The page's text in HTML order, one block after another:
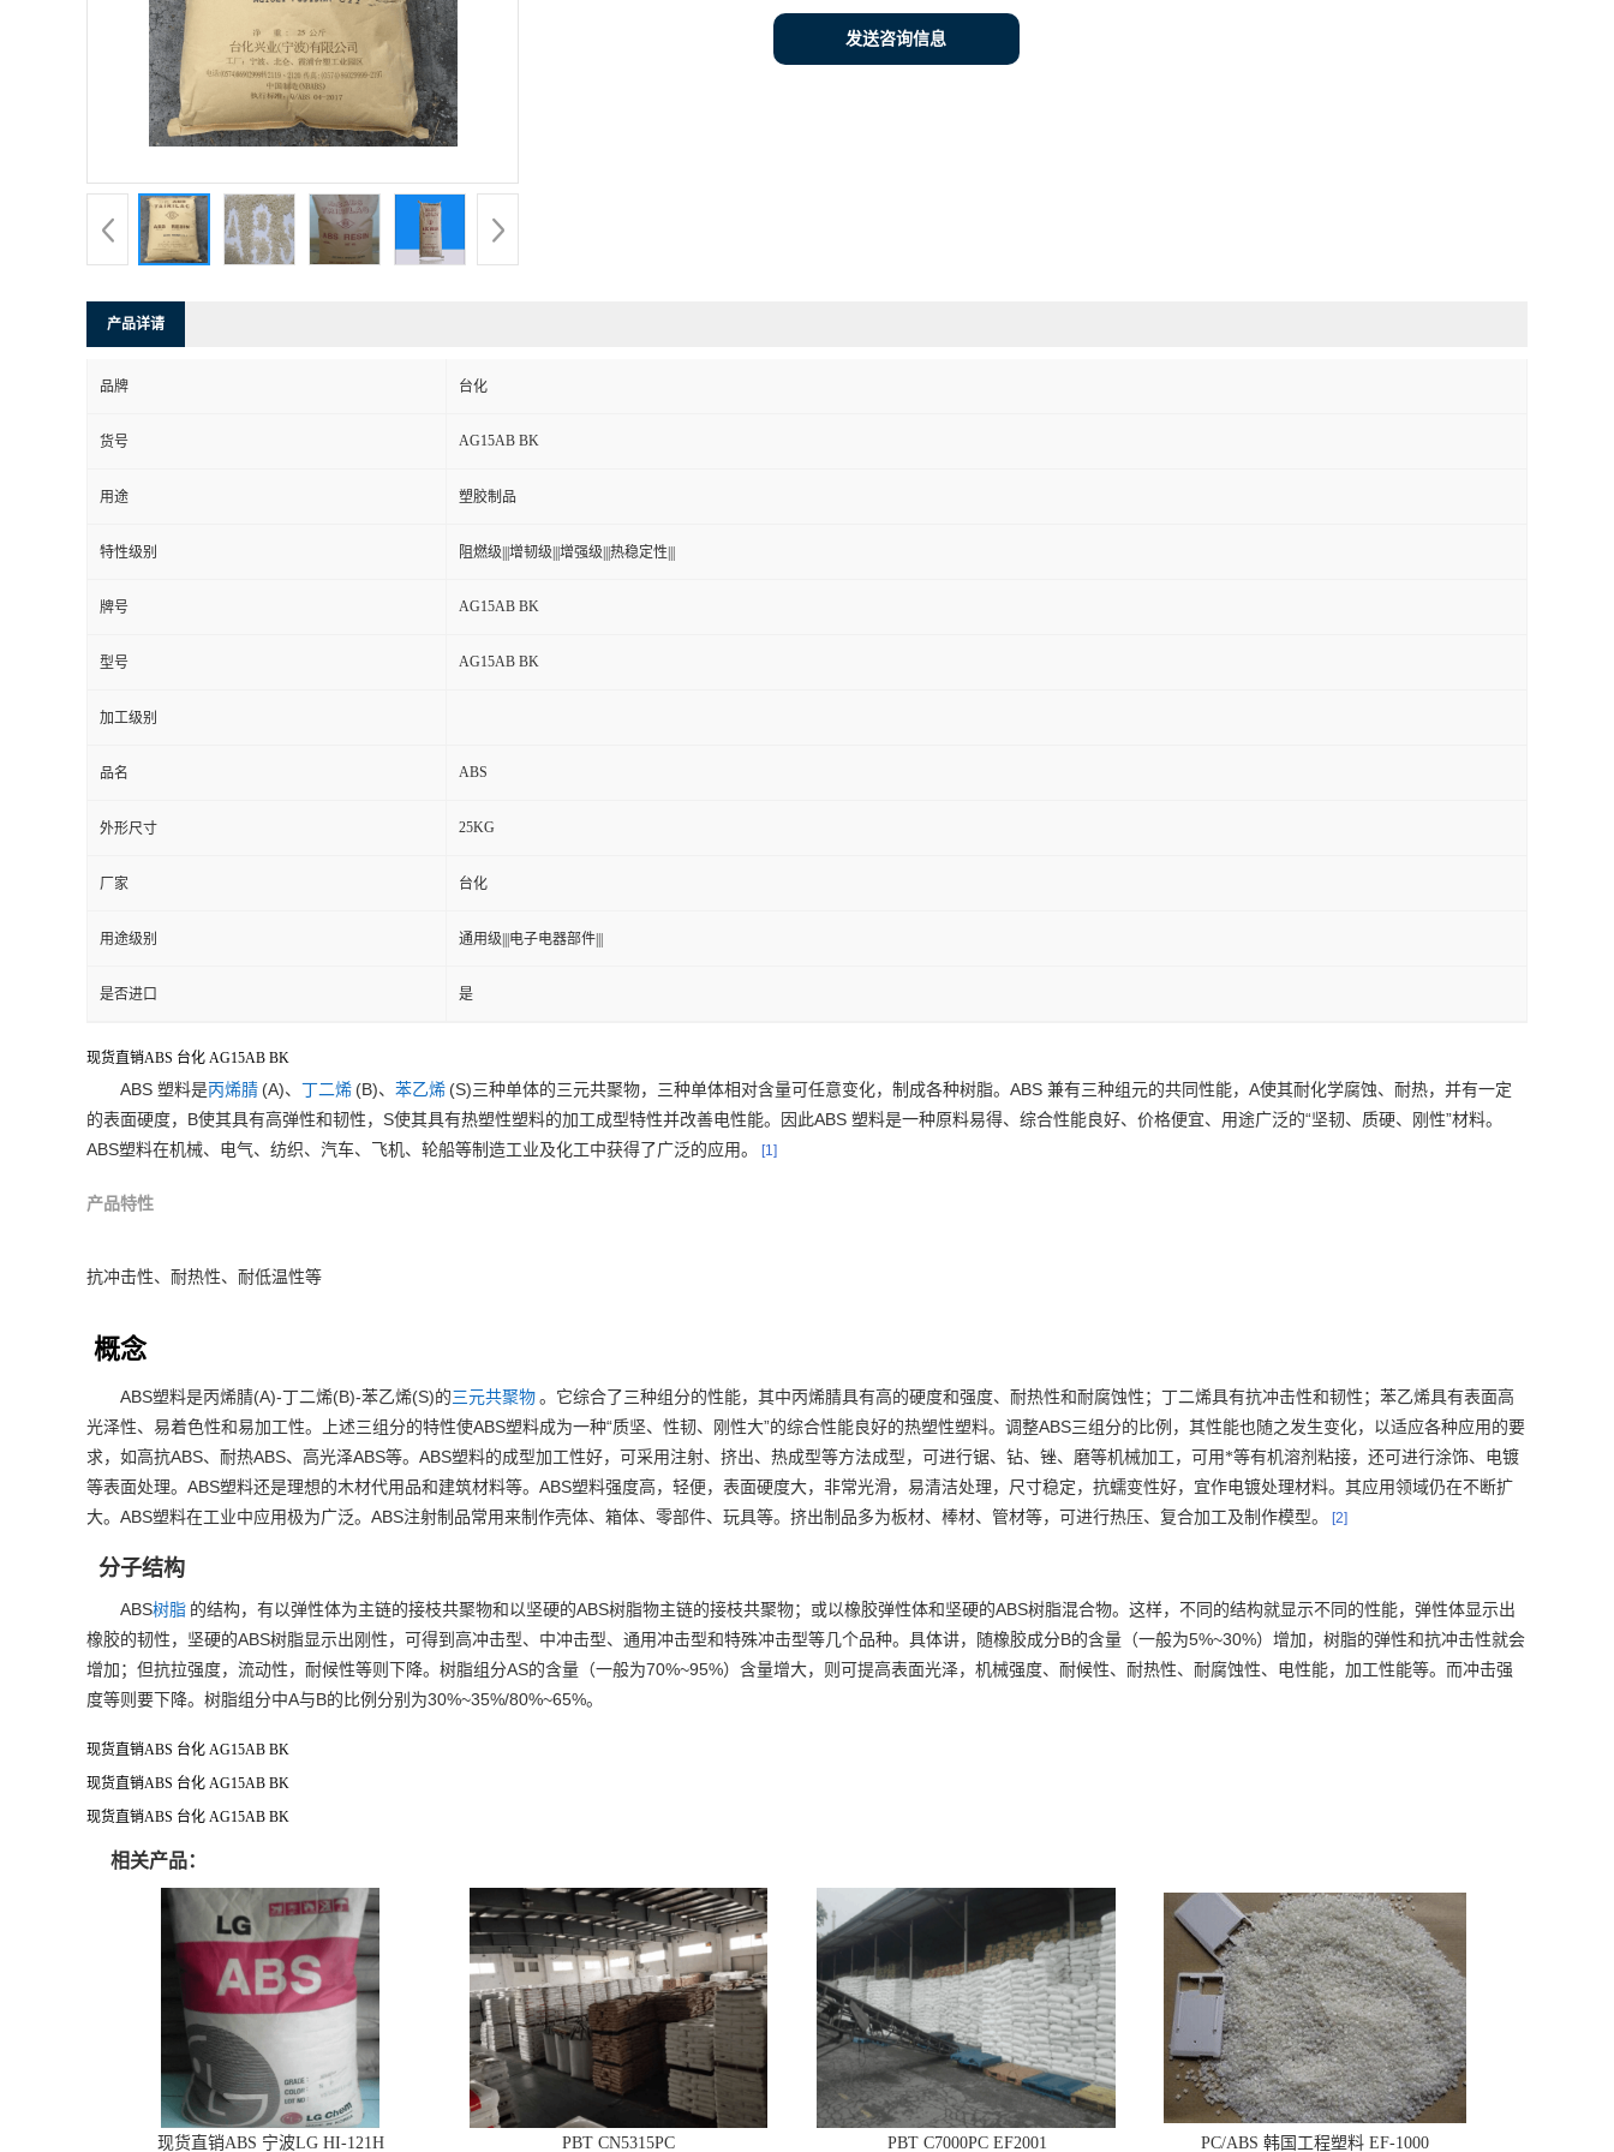
发送咨询信息
产品详请
品牌 台化
货号 AG15AB BK
用途 塑胶制品
特性级别 阻燃级|||增韧级|||增强级|||热稳定性|||
牌号 AG15AB BK
型号 AG15AB BK
加工级别
品名 ABS
外形尺寸 25KG
厂家 台化
用途级别 通用级|||电子电器部件|||
是否进口 是
现货直销ABS 台化 AG15AB BK
ABS 塑料是丙烯腈 (A)、 丁二烯 (B)、 苯乙烯 (S)三种单体的三元共聚物，三种单体相对含量可任意变化，制成各种树脂。 ABS 兼有三种组元的共同性能， A使其耐化学腐蚀、耐热，并有一定
的表面硬度， B使其具有高弹性和韧性， S使其具有热塑性塑料的加工成型特性并改善电性能。因此ABS 塑料是一种原料易得、综合性能良好、价格便宜、用途广泛的“坚韧、质硬、刚性”材料。
ABS塑料在机械、电气、纺织、汽车、飞机、轮船等制造工业及化工中获得了广泛的应用。 [1]
产品特性
抗冲击性、耐热性、耐低温性等
概念
ABS塑料是丙烯腈(A)-丁二烯(B)-苯乙烯(S)的三元共聚物 。它综合了三种组分的性能，其中丙烯腈具有高的硬度和强度、耐热性和耐腐蚀性；丁二烯具有抗冲击性和韧性；苯乙烯具有表面高
光泽性、易着色性和易加工性。上述三组分的特性使ABS塑料成为一种“质坚、性韧、刚性大”的综合性能良好的热塑性塑料。调整ABS三组分的比例，其性能也随之发生变化，以适应各种应用的要
求，如高抗ABS、耐热ABS、高光泽ABS等。 ABS塑料的成型加工性好，可采用注射、挤出、热成型等方法成型，可进行锯、钻、锉、磨等机械加工，可用*等有机溶剂粘接，还可进行涂饰、电镀
等表面处理。 ABS塑料还是理想的木材代用品和建筑材料等。 ABS塑料强度高，轻便，表面硬度大，非常光滑，易清洁处理，尺寸稳定，抗蠕变性好，宜作电镀处理材料。其应用领域仍在不断扩
大。 ABS塑料在工业中应用极为广泛。 ABS注射制品常用来制作壳体、箱体、零部件、玩具等。挤出制品多为板材、棒材、管材等，可进行热压、复合加工及制作模型。 [2]
分子结构
ABS树脂 的结构，有以弹性体为主链的接枝共聚物和以坚硬的ABS树脂物主链的接枝共聚物；或以橡胶弹性体和坚硬的ABS树脂混合物。这样，不同的结构就显示不同的性能，弹性体显示出
橡胶的韧性，坚硬的ABS树脂显示出刚性，可得到高冲击型、中冲击型、通用冲击型和特殊冲击型等几个品种。具体讲，随橡胶成分B的含量（一般为5%~30%）增加，树脂的弹性和抗冲击性就会
增加；但抗拉强度，流动性，耐候性等则下降。树脂组分AS的含量（一般为70%~95%）含量增大，则可提高表面光泽，机械强度、耐候性、耐热性、耐腐蚀性、电性能，加工性能等。而冲击强
度等则要下降。树脂组分中A与B的比例分别为30%~35%/80%~65%。
现货直销ABS 台化 AG15AB BK
现货直销ABS 台化 AG15AB BK
现货直销ABS 台化 AG15AB BK
相关产品：
现货直销ABS 宁波LG HI-121H PBT CN5315PC PBT C7000PC EF2001 PC/ABS 韩国工程塑料 EF-1000